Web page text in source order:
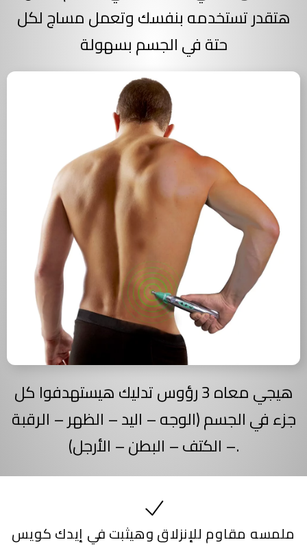
هتقدر تستخدمه بنفسك وتعمل مساج لكل
حتة في الجسم بسهولة
هيجي معاه 3 رؤوس تدليك هيستهدفوا كل
جزء في الجسم (الوجه – اليد – الظهر – الرقبة
– الكتف – البطن – الأرجل).
ملمسه مقاوم للإنزلاق وهيثبت في إيدك كويس